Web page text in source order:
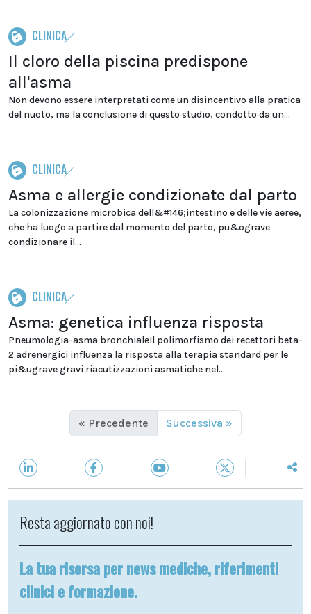
CLINICA
Il cloro della piscina predispone
all'asma
Non devono essere interpretati come un disincentivo alla pratica
del nuoto, ma la conclusione di questo studio, condotto da un...
CLINICA
Asma e allergie condizionate dal parto
La colonizzazione microbica dell&#146;intestino e delle vie aeree,
che ha luogo a partire dal momento del parto, pu&ograve
condizionare il...
CLINICA
Asma: genetica influenza risposta
Pneumologia-asma bronchialeIl polimorfismo dei recettori beta-
2 adrenergici influenza la risposta alla terapia standard per le
pi&ugrave gravi riacutizzazioni asmatiche nel...
« Precedente Successiva »
Resta aggiornato con noi!
La tua risorsa per news mediche, riferimenti
clinici e formazione.